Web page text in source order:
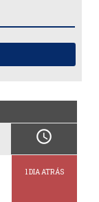
schedule
1 DIA ATRÁS